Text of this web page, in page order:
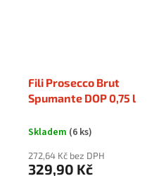
Fili Prosecco Brut
Spumante DOP 0,75 l
Skladem (6 ks)
272,64 Kč bez DPH
329,90 Kč